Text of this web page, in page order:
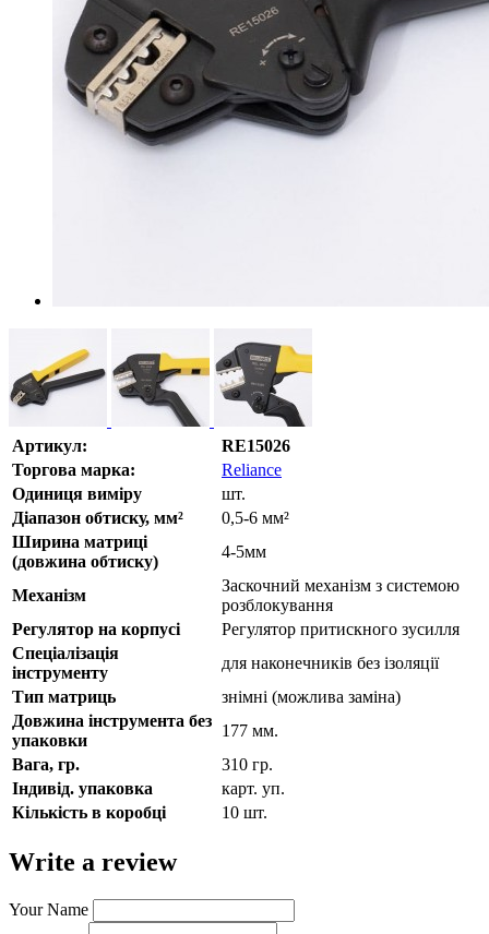
Артикул:
RE15026
Торгова марка:
Reliance
Одиниця виміру
шт.
Діапазон обтиску, мм²
0,5-6 мм²
Ширина матриці
(довжина обтиску)
4-5мм
Механізм
Заскочний механізм з системою
розблокування
Регулятор на корпусі
Регулятор притискного зусилля
Спеціалізація
інструменту
для наконечників без ізоляції
Тип матриць
знімні (можлива заміна)
Довжина інструмента без
упаковки
177 мм.
Вага, гр.
310 гр.
Індивід. упаковка
карт. уп.
Кількість в коробці
10 шт.
Write a review
Your Name